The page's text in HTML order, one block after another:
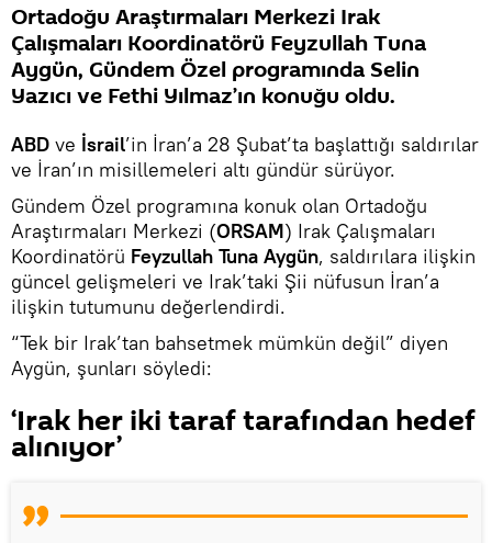
Ortadoğu Araştırmaları Merkezi Irak
Çalışmaları Koordinatörü Feyzullah Tuna
Aygün, Gündem Özel programında Selin
Yazıcı ve Fethi Yılmaz’ın konuğu oldu.
ABD ve İsrail’in İran’a 28 Şubat’ta başlattığı saldırılar
ve İran’ın misillemeleri altı gündür sürüyor.
Gündem Özel programına konuk olan Ortadoğu
Araştırmaları Merkezi (ORSAM) Irak Çalışmaları
Koordinatörü Feyzullah Tuna Aygün, saldırılara ilişkin
güncel gelişmeleri ve Irak’taki Şii nüfusun İran’a
ilişkin tutumunu değerlendirdi.
“Tek bir Irak’tan bahsetmek mümkün değil” diyen
Aygün, şunları söyledi:
‘Irak her iki taraf tarafından hedef
alınıyor’